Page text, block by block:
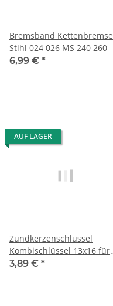
Bremsband Kettenbremse
Stihl 024 026 MS 240 260
6,99 € *
AUF LAGER
Zündkerzenschlüssel
Kombischlüssel 13x16 für
Motorsäge Heckenschere
3,89 € *